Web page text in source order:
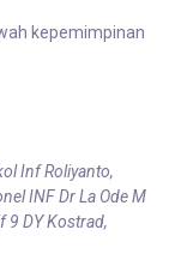
kepemimpinan
Inf Roliyanto,
INF Dr La Ode M
9 DY Kostrad,